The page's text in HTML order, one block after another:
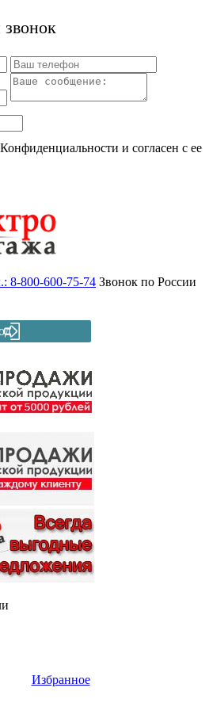
звонок
и согласен с ее
8-800-600-75-74 Звонок по России
Избранное